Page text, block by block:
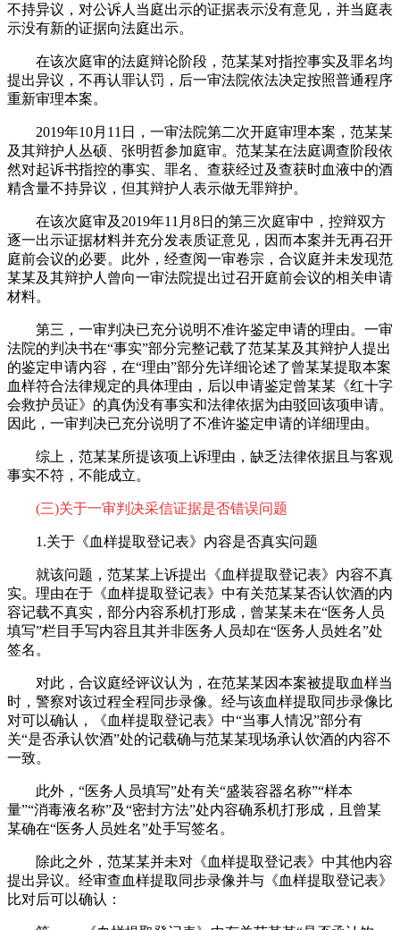
不持异议，对公诉人当庭出示的证据表示没有意见，并当庭表
示没有新的证据向法庭出示。
在该次庭审的法庭辩论阶段，范某某对指控事实及罪名均
提出异议，不再认罪认罚，后一审法院依法决定按照普通程序
重新审理本案。
2019年10月11日，一审法院第二次开庭审理本案，范某某
及其辩护人丛硕、张明哲参加庭审。范某某在法庭调查阶段依
然对起诉书指控的事实、罪名、查获经过及查获时血液中的酒
精含量不持异议，但其辩护人表示做无罪辩护。
在该次庭审及2019年11月8日的第三次庭审中，控辩双方
逐一出示证据材料并充分发表质证意见，因而本案并无再召开
庭前会议的必要。此外，经查阅一审卷宗，合议庭并未发现范
某某及其辩护人曾向一审法院提出过召开庭前会议的相关申请
材料。
第三，一审判决已充分说明不准许鉴定申请的理由。一审
法院的判决书在“事实”部分完整记载了范某某及其辩护人提出
的鉴定申请内容，在“理由”部分先详细论述了曾某某提取本案
血样符合法律规定的具体理由，后以申请鉴定曾某某《红十字
会救护员证》的真伪没有事实和法律依据为由驳回该项申请。
因此，一审判决已充分说明了不准许鉴定申请的详细理由。
综上，范某某所提该项上诉理由，缺乏法律依据且与客观
事实不符，不能成立。
(三)关于一审判决采信证据是否错误问题
1.关于《血样提取登记表》内容是否真实问题
就该问题，范某某上诉提出《血样提取登记表》内容不真
实。理由在于《血样提取登记表》中有关范某某否认饮酒的内
容记载不真实，部分内容系机打形成，曾某某未在“医务人员
填写”栏目手写内容且其并非医务人员却在“医务人员姓名”处
签名。
对此，合议庭经评议认为，在范某某因本案被提取血样当
时，警察对该过程全程同步录像。经与该血样提取同步录像比
对可以确认，《血样提取登记表》中“当事人情况”部分有
关“是否承认饮酒”处的记载确与范某某现场承认饮酒的内容不
一致。
此外，“医务人员填写”处有关“盛装容器名称”“样本
量”“消毒液名称”及“密封方法”处内容确系机打形成，且曾某
某确在“医务人员姓名”处手写签名。
除此之外，范某某并未对《血样提取登记表》中其他内容
提出异议。经审查血样提取同步录像并与《血样提取登记表》
比对后可以确认：